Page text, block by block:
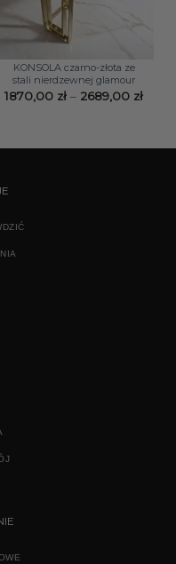
KONSOLA czarno-złota ze
stali nierdzewnej glamour
1870,00 zł – 2689,00 zł